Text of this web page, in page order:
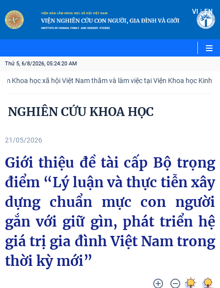
VI |EN
Thứ 5, 6/8/2026, 05:24:22 AM
xã hội Việt Nam thăm và làm việc tại Viện Khoa học Kinh tế và Xã hội
NGHIÊN CỨU KHOA HỌC
21/05/2026
Giới thiệu đề tài cấp Bộ trọng
điểm “Lý luận và thực tiễn xây
dựng chuẩn mực con người
gắn với giữ gìn, phát triển hệ
giá trị gia đình Việt Nam trong
thời kỳ mới”